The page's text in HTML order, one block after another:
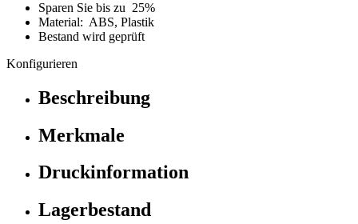
Sparen Sie bis zu 25%
Material: ABS, Plastik
Bestand wird geprüft
Konfigurieren
Beschreibung
Merkmale
Druckinformation
Lagerbestand